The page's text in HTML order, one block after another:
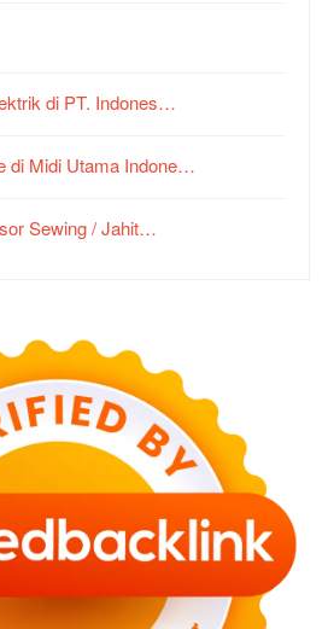
di PT. Indones…
di Midi Utama Indone…
Sewing / Jahit…